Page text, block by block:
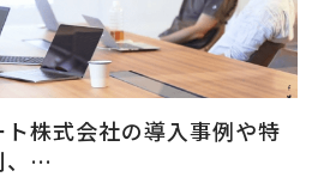
株式会社の導入事例や特
、…